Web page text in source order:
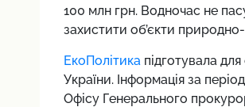
100 млн грн. Водночас не
захистити об’єкти
ЕкоПолітикапідготувала
України. Інформація за
Офісу Генерального